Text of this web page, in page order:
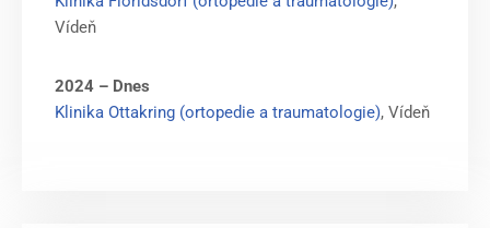
Vídeň
2024 – Dnes
Klinika Ottakring (ortopedie a traumatologie), Vídeň